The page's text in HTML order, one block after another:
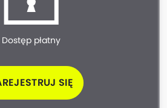
Dostęp płatny
SIĘ